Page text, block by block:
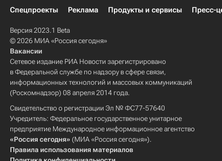
Спецпроекты
Реклама Продукты и сервисы Пресс-
Версия 2023.1 Beta
© 2026 МИА «Россия сегодня»
Вакансии
Сетевое издание РИА Новости зарегистрировано
в Федеральной службе по надзору в сфере связи,
информационных технологий и массовых коммуникаций
(Роскомнадзор) 08 апреля 2014 года.
Свидетельство о регистрации Эл № ФС77-57640
Учредитель: Федеральное государственное унитарное
предприятие Международное информационное агентство
«Россия сегодня» (МИА «Россия сегодня»).
Правила использования материалов